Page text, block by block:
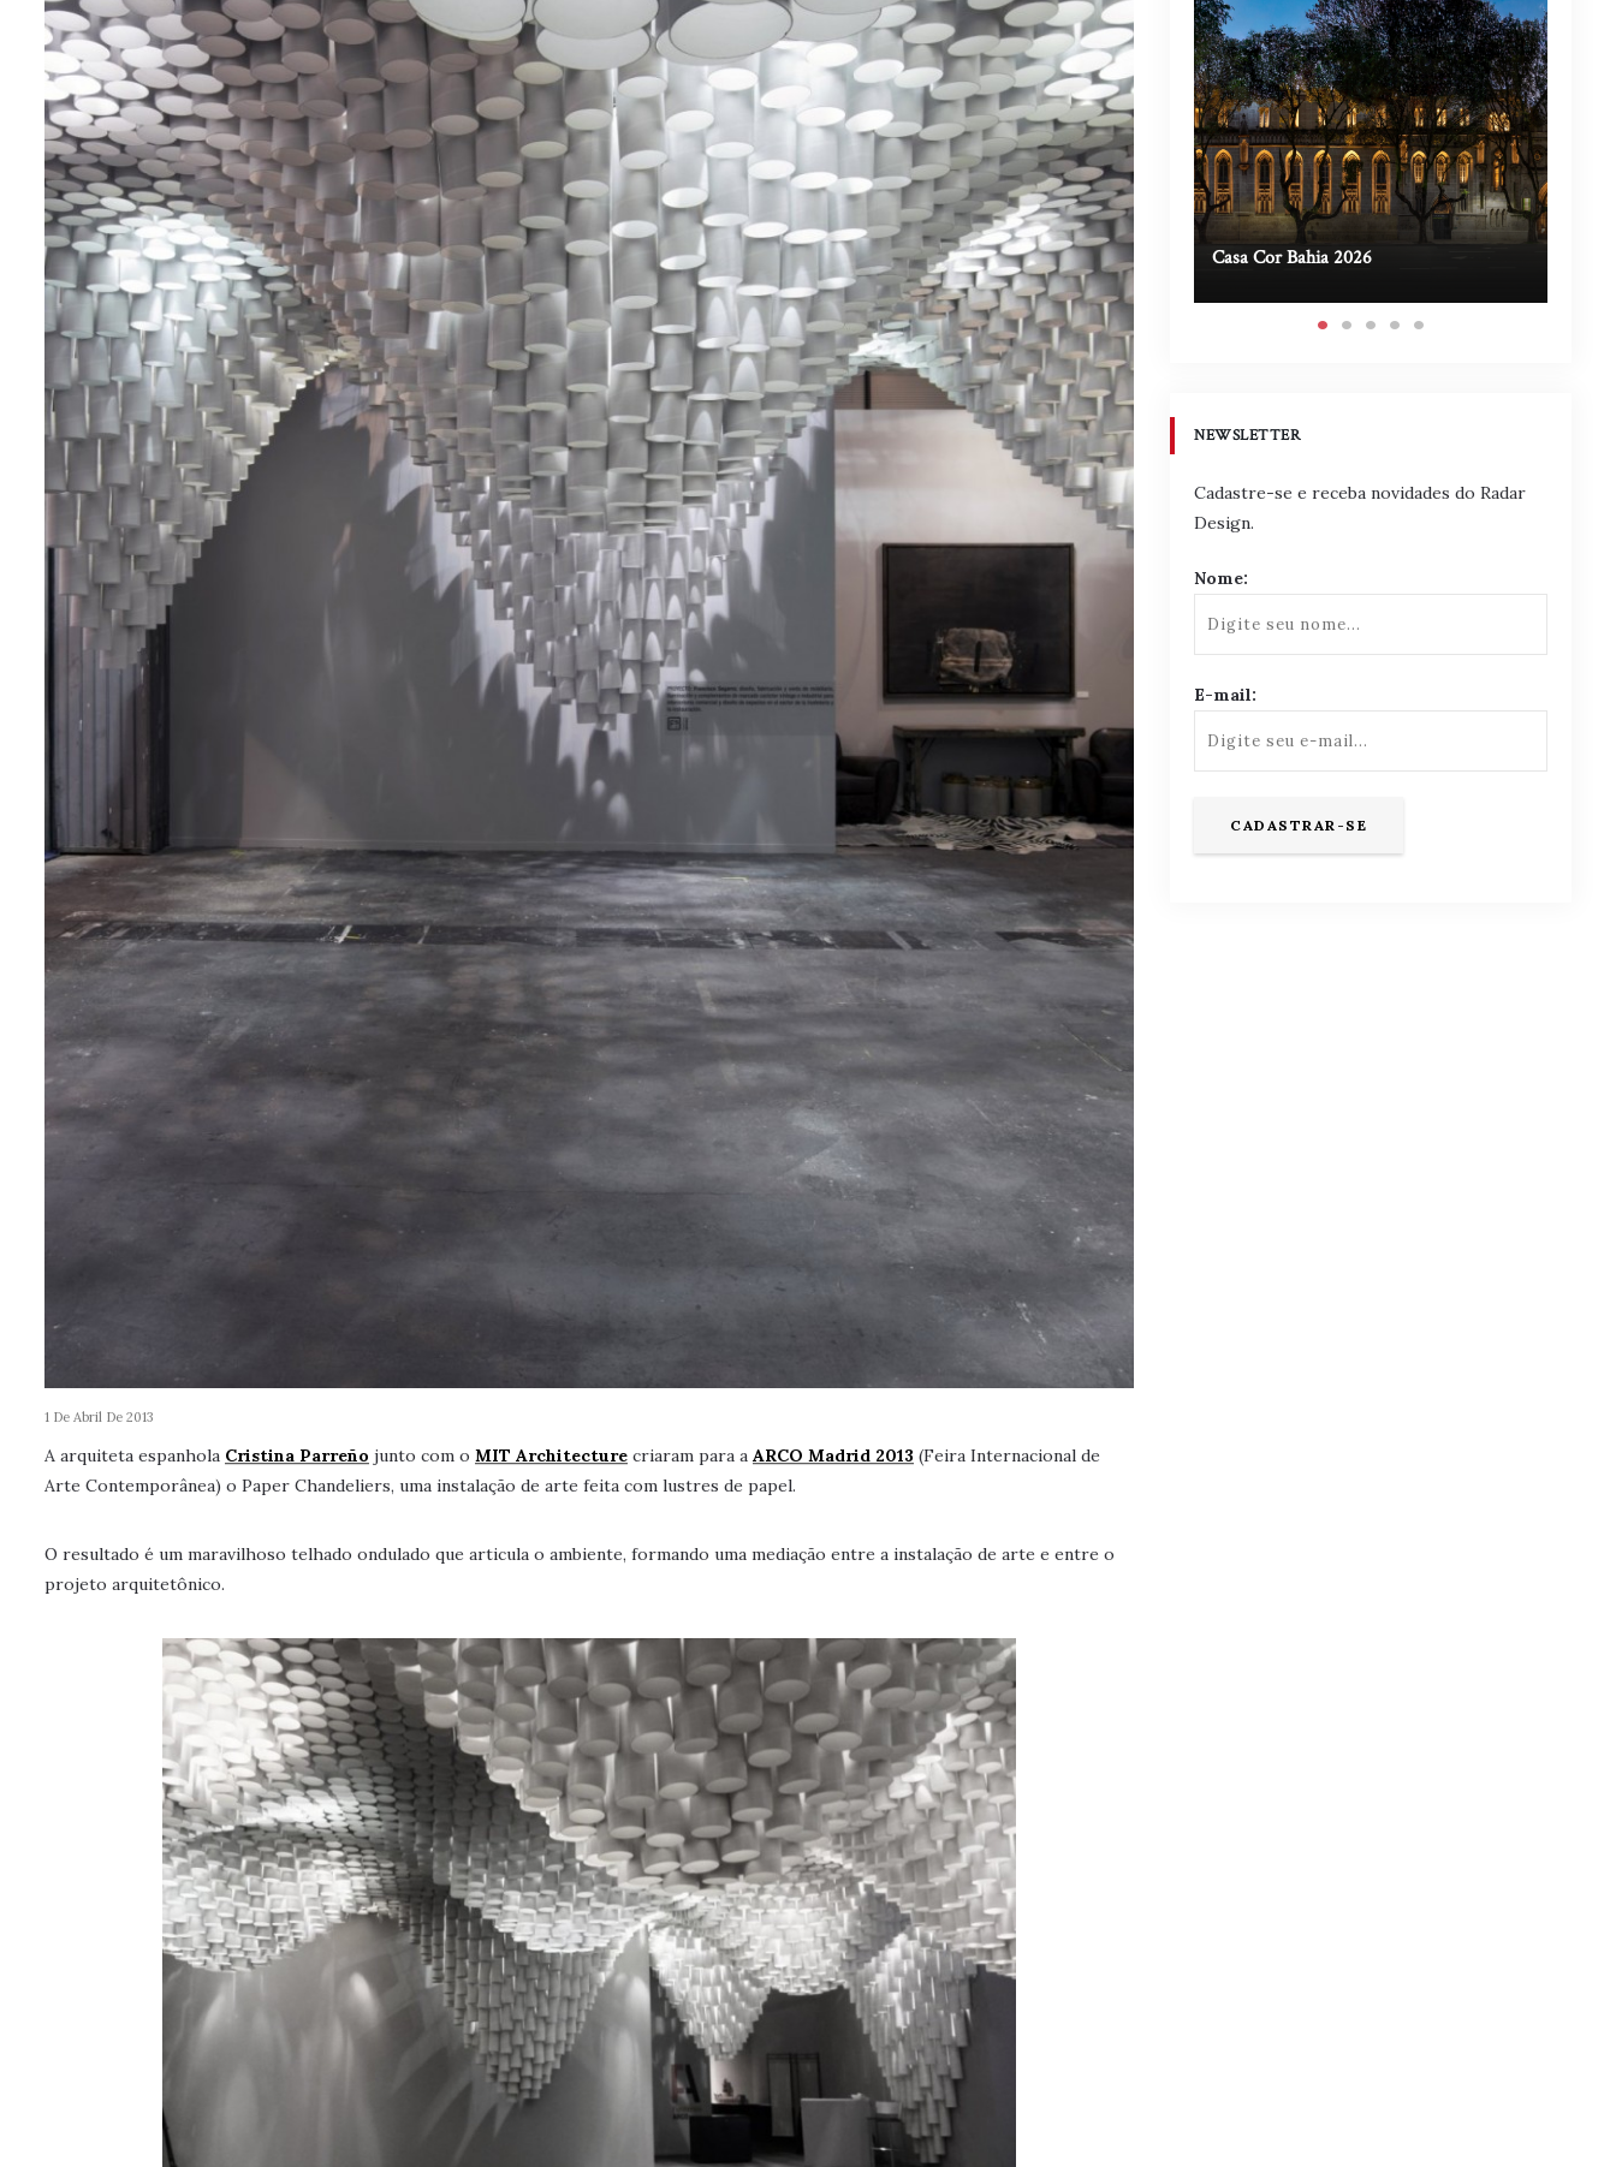
1 De Abril De 2013
A arquiteta espanhola Cristina Parreño junto com o MIT Architecture criaram para a ARCO Madrid 2013 (Feira Internacional de
Arte Contemporânea) o Paper Chandeliers, uma instalação de arte feita com lustres de papel.
O resultado é um maravilhoso telhado ondulado que articula o ambiente, formando uma mediação entre a instalação de arte e entre o
projeto arquitetônico.
Casa Cor Bahia 2026
NEWSLETTER
Cadastre-se e receba novidades do Radar
Design.
Nome:
E-mail: